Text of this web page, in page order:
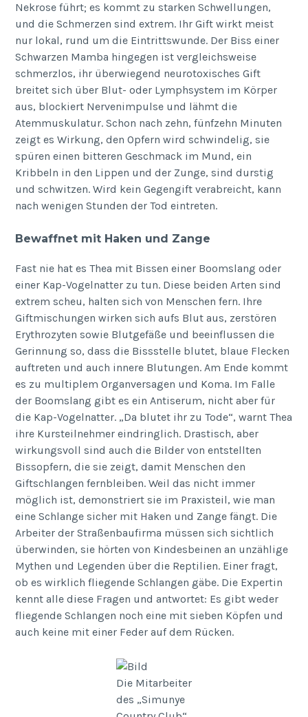
Nekrose führt; es kommt zu starken Schwellungen,
und die Schmerzen sind extrem. Ihr Gift wirkt meist
nur lokal, rund um die Eintrittswunde. Der Biss einer
Schwarzen Mamba hingegen ist vergleichsweise
schmerzlos, ihr überwiegend neurotoxisches Gift
breitet sich über Blut- oder Lymphsystem im Körper
aus, blockiert Nervenimpulse und lähmt die
Atemmuskulatur. Schon nach zehn, fünfzehn Minuten
zeigt es Wirkung, den Opfern wird schwindelig, sie
spüren einen bitteren Geschmack im Mund, ein
Kribbeln in den Lippen und der Zunge, sind durstig
und schwitzen. Wird kein Gegengift verabreicht, kann
nach wenigen Stunden der Tod eintreten.
Bewaffnet mit Haken und Zange
Fast nie hat es Thea mit Bissen einer Boomslang oder
einer Kap-Vogelnatter zu tun. Diese beiden Arten sind
extrem scheu, halten sich von Menschen fern. Ihre
Giftmischungen wirken sich aufs Blut aus, zerstören
Erythrozyten sowie Blutgefäße und beeinflussen die
Gerinnung so, dass die Bissstelle blutet, blaue Flecken
auftreten und auch innere Blutungen. Am Ende kommt
es zu multiplem Organversagen und Koma. Im Falle
der Boomslang gibt es ein Antiserum, nicht aber für
die Kap-Vogelnatter. „Da blutet ihr zu Tode“, warnt Thea
ihre Kursteilnehmer eindringlich. Drastisch, aber
wirkungsvoll sind auch die Bilder von entstellten
Bissopfern, die sie zeigt, damit Menschen den
Giftschlangen fernbleiben. Weil das nicht immer
möglich ist, demonstriert sie im Praxisteil, wie man
eine Schlange sicher mit Haken und Zange fängt. Die
Arbeiter der Straßenbaufirma müssen sich sichtlich
überwinden, sie hörten von Kindesbeinen an unzählige
Mythen und Legenden über die Reptilien. Einer fragt,
ob es wirklich fliegende Schlangen gäbe. Die Expertin
kennt alle diese Fragen und antwortet: Es gibt weder
fliegende Schlangen noch eine mit sieben Köpfen und
auch keine mit einer Feder auf dem Rücken.
Die Mitarbeiter
des „Simunye